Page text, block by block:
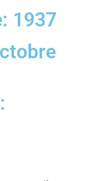
1937